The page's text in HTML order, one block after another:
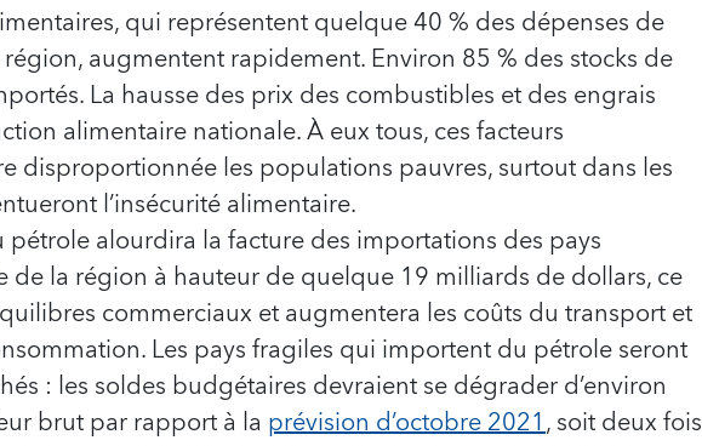
qui représentent quelque 40 % des dépenses de
augmentent rapidement. Environ 85 % des stocks de
La hausse des prix des combustibles et des engrais
alimentaire nationale. À eux tous, ces facteurs
disproportionnée les populations pauvres, surtout dans les
l’insécurité alimentaire.
pétrole alourdira la facture des importations des pays
de la région à hauteur de quelque 19 milliards de dollars, ce
commerciaux et augmentera les coûts du transport et
Les pays fragiles qui importent du pétrole seront
: les soldes budgétaires devraient se dégrader d’environ
brut par rapport à la prévision d’octobre 2021, soit deux fois